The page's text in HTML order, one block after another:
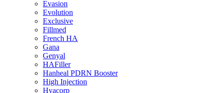
Evasion
Evolution
Exclusive
Fillmed
French HA
Gana
Genyal
HAFiller
Hanheal PDRN Booster
High Injection
Hyacorp